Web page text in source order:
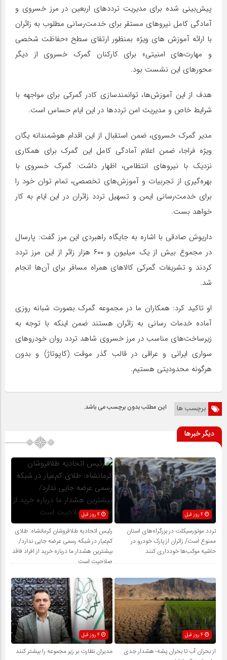
پیش‌بینی شده برای مدیریت ترددهای اربعین در مرز خسروی و
آمادگی کامل نیروهای مستقر برای خدمت‌رسانی مطلوب به زائران
با ارائه آموزش های ویژه‌ بمنظور ارتقای سطح «حفاظت شخصی
و مهارت‌های امنیتی» برای کارکنان گمرک خسروی از دیگر
محورهای این نشست بود.
هدف از این آموزش‌ها، توانمندسازی کادر گمرکی برای مواجهه با
شرایط خاص و مدیریت امن ترددها در این ایام حساس است.
مدیر گمرک خسروی، ضمن استقبال از این اقدام هوشمندانه یگان
ویژه فراجا، ضمن اعلام آمادگی کامل این گمرک برای همکاری
نزدیک با نیروهای انتظامی، اظهار داشت: گمرک خسروی با
بهره‌گیری از تجربیات و آموزش‌های تخصصی، تمام توان خود را
برای خدمت‌رسانی ایمن و تسهیل تردد زائران در این ایام به کار
خواهد بست.
داریوش صادقی با اشاره به جایگاه راهبردی این مرز گفت: پارسال
در مجموع بیش از یک میلیون و ۶۰۰ هزار زائر از این مرز تردد
کردند و تشریفات گمرکی کالاهای همراه مسافر برای آن‌ها انجام
شد.
او تاکید کرد: همکاران ما در مجموعه گمرک بصورت شبانه روزی
آماده خدمات رسانی به زائران هستند ضمن اینکه با توجه به
زیرساخت‌های مناسب در مرز خسروی شاهد تردد روان خودروهای
سواری ایرانی و عراقی در قالب گذر موقت (کاپوتاژ) و بدون
هرگونه محدودیتی هستیم.
برچسب ها این مطلب بدون برچسب می باشد.
دیگر خبرها
4 روز قبل
تردد موتورسیکلت در بزرگراه‌های استان
ممنوع است/ زائران از پارک خودرو در
حاشیه موکب‌ها خودداری کنند
رئیس اتحادیه طلافروشان کرمانشاه: طلای
کم‌عیار در شبکه رسمی عرضه جایی ندارد/
بیشترین هشدار ما درباره خرید از افراد فاقد
صلاحیت است
4 روز قبل
از بحران آب تا بحران پشه؛ هشدار جدی
مدیران نظارت بر زیر مجموعه را بیشتر کنند